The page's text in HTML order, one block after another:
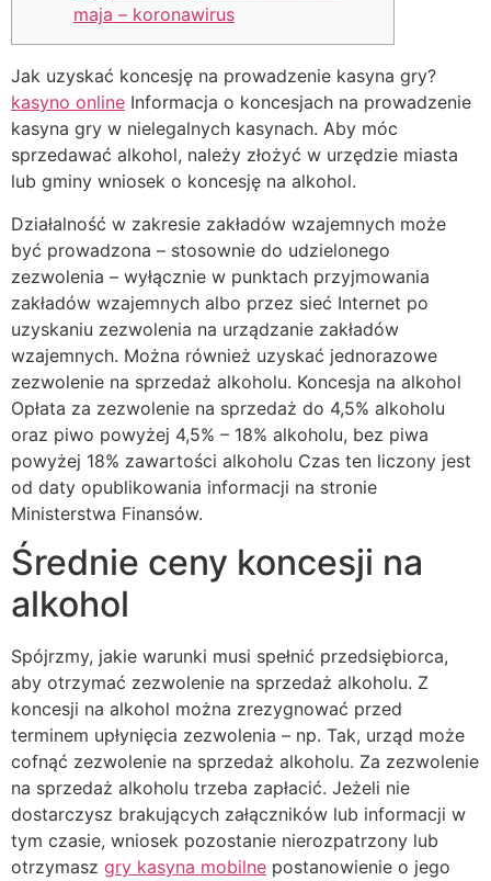
maja – koronawirus
Jak uzyskać koncesję na prowadzenie kasyna gry?
kasyno online Informacja o koncesjach na prowadzenie
kasyna gry w nielegalnych kasynach. Aby móc
sprzedawać alkohol, należy złożyć w urzędzie miasta
lub gminy wniosek o koncesję na alkohol.
Działalność w zakresie zakładów wzajemnych może
być prowadzona – stosownie do udzielonego
zezwolenia – wyłącznie w punktach przyjmowania
zakładów wzajemnych albo przez sieć Internet po
uzyskaniu zezwolenia na urządzanie zakładów
wzajemnych. Można również uzyskać jednorazowe
zezwolenie na sprzedaż alkoholu. Koncesja na alkohol
Opłata za zezwolenie na sprzedaż do 4,5% alkoholu
oraz piwo powyżej 4,5% – 18% alkoholu, bez piwa
powyżej 18% zawartości alkoholu Czas ten liczony jest
od daty opublikowania informacji na stronie
Ministerstwa Finansów.
Średnie ceny koncesji na
alkohol
Spójrzmy, jakie warunki musi spełnić przedsiębiorca,
aby otrzymać zezwolenie na sprzedaż alkoholu. Z
koncesji na alkohol można zrezygnować przed
terminem upłynięcia zezwolenia – np. Tak, urząd może
cofnąć zezwolenie na sprzedaż alkoholu. Za zezwolenie
na sprzedaż alkoholu trzeba zapłacić. Jeżeli nie
dostarczysz brakujących załączników lub informacji w
tym czasie, wniosek pozostanie nierozpatrzony lub
otrzymasz gry kasyna mobilne postanowienie o jego